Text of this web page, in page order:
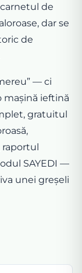
de
dar se
de
— ci
mașină ieftină
gratuitul
raportul
SAYEDI —
unei greșeli